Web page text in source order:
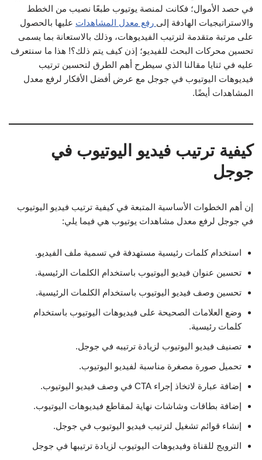
في حصد الأموال؛ فكانت لمنصة يوتيوب طبعًا نصيب من الخطط
والاستراتيجيات الهادفة إلى رفع معدل المشاهدات عليها بالحصول
على مرتبة متقدمة لترتيب الفيديوهات، وذلك بالاستعانة بما يسمى
تحسين محركات البحث للفيديو؛ إذن كيف يتم ذلك؟! هذا ما سنتعرف
عليه في ثنايا مقالنا الذي سيطرح أهم الطرق لتحسين ترتيب
فيديوهات اليوتيوب في جوجل مع عرض أفضل الأفكار لرفع معدل
المشاهدات أيضًا.
كيفية ترتيب فيديو اليوتيوب في
جوجل
إن أهم الخطوات الأساسية المتبعة في كيفية ترتيب فيديو اليوتيوب
في جوجل لرفع معدل مشاهدات يوتيوب هي فيما يلي:
استخدام كلمات رئيسية مستهدفة في تسمية ملف الفيديو.
تحسين عنوان فيديو اليوتيوب باستخدام الكلمات الرئيسية.
تحسين وصف فيديو اليوتيوب باستخدام الكلمات الرئيسية.
وضع العلامات الصحيحة على فيديوهات اليوتيوب باستخدام
كلمات رئيسية.
تصنيف فيديو اليوتيوب لزيادة ترتيبه في جوجل.
تحميل صورة مصغرة مناسبة لفيديو اليوتيوب.
إضافة عبارة لاتخاذ إجراء CTA في وصف فيديو اليوتيوب.
إضافة بطاقات وشاشات نهاية لمقاطع فيديوهات اليوتيوب.
إنشاء قوائم تشغيل لترتيب فيديو اليوتيوب في جوجل.
الترويج للقناة وفيديوهات اليوتيوب لزيادة ترتيبها في جوجل